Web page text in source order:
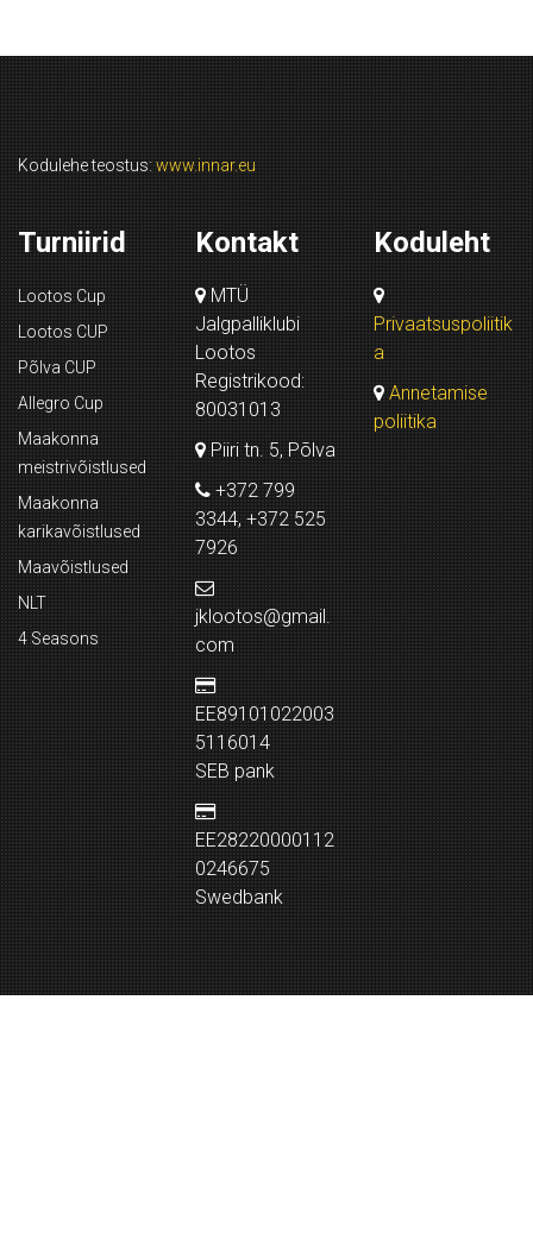
Kodulehe teostus: www.innar.eu
Turniirid
Lootos Cup
Lootos CUP
Põlva CUP
Allegro Cup
Maakonna
meistrivõistlused
Maakonna
karikavõistlused
Maavõistlused
NLT
4 Seasons
Kontakt
MTÜ
Jalgpalliklubi
Lootos
Registrikood:
80031013
Piiri tn. 5, Põlva
+372 799
3344, +372 525
7926
jklootos@gmail.
com
EE89101022003
5116014
SEB pank
EE28220000112
0246675
Swedbank
Koduleht
Privaatsuspoliitik
a
Annetamise
poliitika